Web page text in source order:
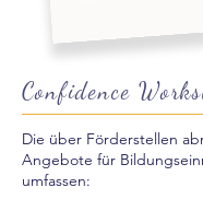
Confidence
Die über Förderstellen
Angebote für
umfassen: